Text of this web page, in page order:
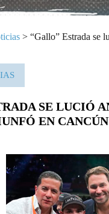
> “Gallo” Estrada se
SE LUCIÓ
EN CANCÚN